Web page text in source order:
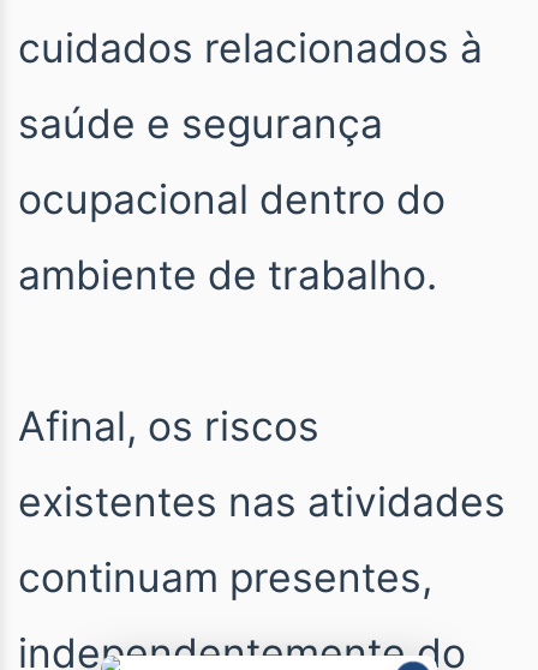
cuidados relacionados à
saúde e segurança
ocupacional dentro do
ambiente de trabalho.
Afinal, os riscos
existentes nas atividades
continuam presentes,
independentemente do